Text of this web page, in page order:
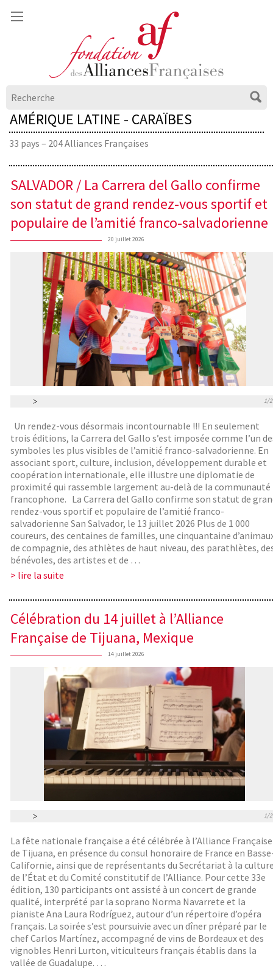
AMÉRIQUE LATINE - CARAÏBES
33 pays – 204 Alliances Françaises
SALVADOR / La Carrera del Gallo confirme
son statut de grand rendez-vous sportif et
populaire de l’amitié franco-salvadorienne
20 juillet 2026
1/2
Un rendez-vous désormais incontournable !!! En seulement
trois éditions, la Carrera del Gallo s’est imposée comme l’un
symboles les plus visibles de l’amitié franco-salvadorienne. En
associant sport, culture, inclusion, développement durable et
coopération internationale, elle illustre une diplomatie de
proximité qui rassemble largement au-delà de la communauté
francophone. La Carrera del Gallo confirme son statut de
rendez-vous sportif et populaire de l’amitié franco-
salvadorienne San Salvador, le 13 juillet 2026 Plus de 1 000
coureurs, des centaines de familles, une cinquantaine
de compagnie, des athlètes de haut niveau, des parathlètes,
bénévoles, des artistes et de …
> lire la suite
Célébration du 14 juillet à l’Alliance
Française de Tijuana, Mexique
14 juillet 2026
1/2
La fête nationale française a été célébrée à l’Alliance Française
de Tijuana, en présence du consul honoraire de France en
Californie, ainsi que de représentants du Secrétariat à la
de l’État et du Comité constitutif de l’Alliance. Pour cette 33e
édition, 130 participants ont assisté à un concert de grande
qualité, interprété par la soprano Norma Navarrete et la
pianiste Ana Laura Rodríguez, autour d’un répertoire d’opéra
français. La soirée s’est poursuivie avec un dîner préparé par le
chef Carlos Martínez, accompagné de vins de Bordeaux et des
vignobles Henri Lurton, viticulteurs français établis dans la
vallée de Guadalupe. …